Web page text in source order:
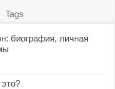
Tags
биография, личная